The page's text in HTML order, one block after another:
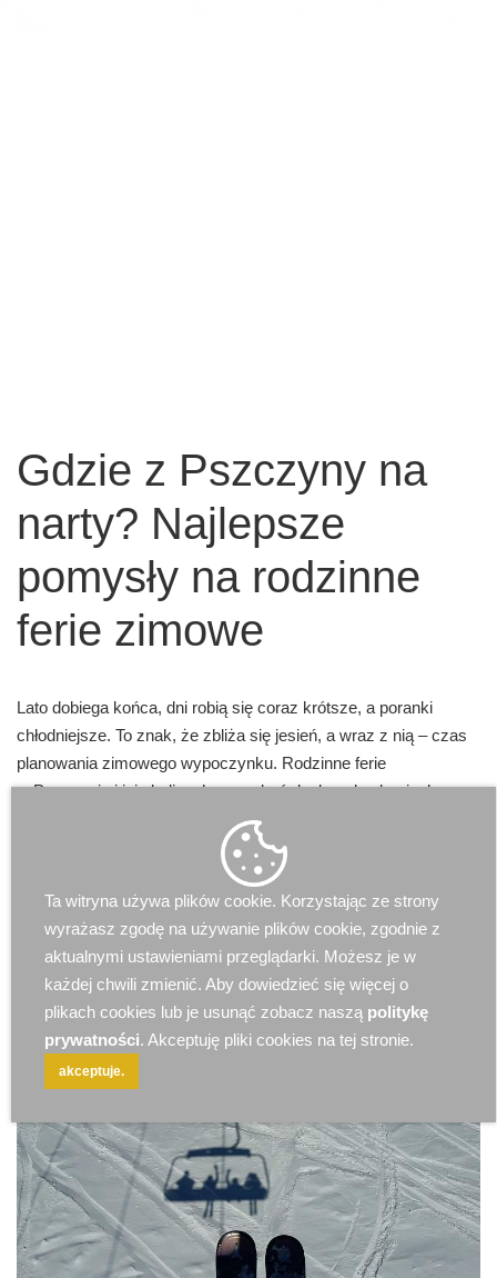
Gdzie z Pszczyny na
narty? Najlepsze
pomysły na rodzinne
ferie zimowe
Lato dobiega końca, dni robią się coraz krótsze, a poranki
chłodniejsze. To znak, że zbliża się jesień, a wraz z nią – czas
planowania zimowego wypoczynku. Rodzinne ferie
w Pszczynie i jej okolicach mogą być doskonałą okazją, by
odkryć uroki białego szaleństwa. Choć samo miasto nie ma
stoku narciarskiego, to jednak jego lokalizacja sprawia, że jest
idealną bazą wypadową do zimowych atrakcji regionu.
2025-09-16 10:46:59
Art Partnera 28755596
Ta witryna używa plików cookie. Korzystając ze strony
wyrażasz zgodę na używanie plików cookie, zgodnie z
aktualnymi ustawieniami przeglądarki. Możesz je w
każdej chwili zmienić. Aby dowiedzieć się więcej o
plikach cookies lub je usunąć zobacz naszą politykę
prywatności. Akceptuję pliki cookies na tej stronie.
akceptuje.